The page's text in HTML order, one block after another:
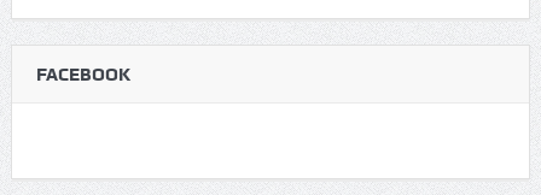
FACEBOOK